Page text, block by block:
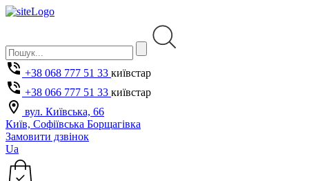
+38 068 777 51 33 київстар
+38 066 777 51 33 київстар
вул. Київська, 66
Київ, Софіївська Борщагівка
Замовити дзвінок
Ua